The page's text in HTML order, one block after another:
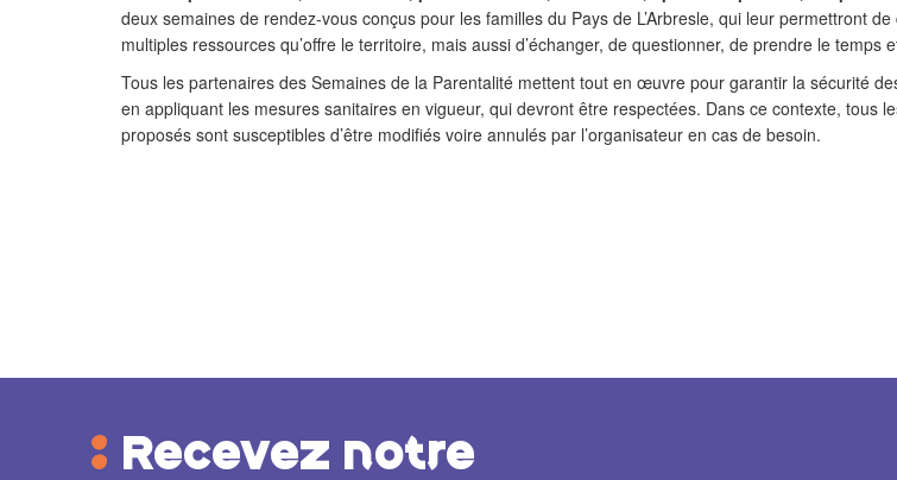
deux semaines de rendez-vous conçus pour les familles du Pays de L’Arbresle, qui leur permettront
multiples ressources qu’offre le territoire, mais aussi d’échanger, de questionner, de prendre le temps
Tous les partenaires des Semaines de la Parentalité mettent tout en œuvre pour garantir la sécurité
en appliquant les mesures sanitaires en vigueur, qui devront être respectées. Dans ce contexte, tous
proposés sont susceptibles d’être modifiés voire annulés par l’organisateur en cas de besoin.
Recevez notre